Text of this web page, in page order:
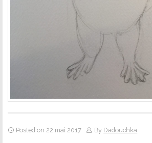
Posted on 22 mai 2017 By Dadouchka